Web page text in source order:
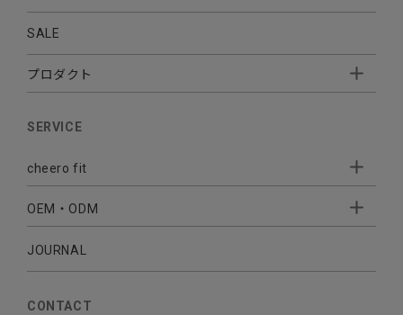
SALE
プロダクト
AUDIO
CABLE CHARGER
Sleepion
MOBILE
SERVICE
cheero fit
- Sleepion3
- 軟骨伝導式集音器
OEM・ODM
- OEM・ODM 開発
JOURNAL
CONTACT